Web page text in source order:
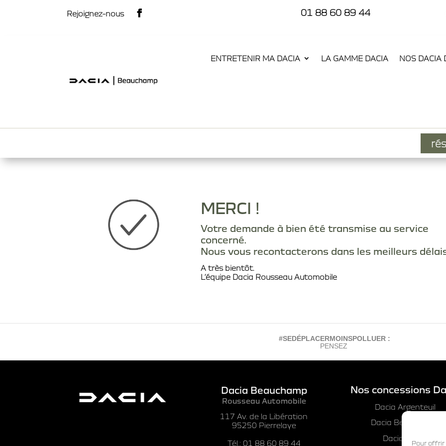
Pour offrir
Rejoignez-nous  01 88 60 89 44
ENTRETENIR MA DACIA LA GAMME DACIA NOS DACIA
MERCI !
Votre demande à bien été transmise au service
concerné.
Nous vous recontacterons dans les meilleurs
A très bientôt.
L’équipe Dacia Rousseau Automobile
#SEDÉPLACERMOINSPOLLUER :
PENSEZ À C
Dacia Beauchamp
Rousseau Automobile
117 Av. de la Libération
95250 Pierrelaye
Tél.: 01 88 60 89 44
Nos concessions
Dacia Argenteuil
Dacia Beauchamp
Dacia Cergy